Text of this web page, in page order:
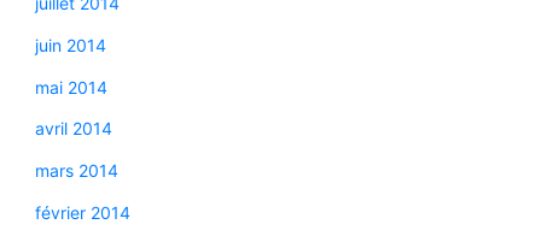
juin 2014
mai 2014
avril 2014
mars 2014
février 2014